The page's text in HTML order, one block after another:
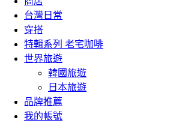
台灣日常
穿搭
特輯系列 老宅咖啡
世界旅遊
韓國旅遊
日本旅遊
品牌推薦
我的帳號